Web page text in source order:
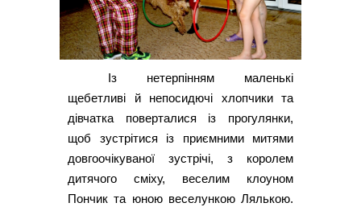
Із нетерпінням маленькі
щебетливі й непосидючі хлопчики та
дівчатка поверталися із прогулянки,
щоб зустрітися із приємними митями
довгоочікуваної зустрічі, з королем
дитячого сміху, веселим клоуном
Пончик та юною веселункою Лялькою.